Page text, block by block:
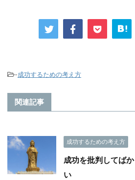
-成功するための考え方
関連記事
成功するための考え方
成功を批判してば
い